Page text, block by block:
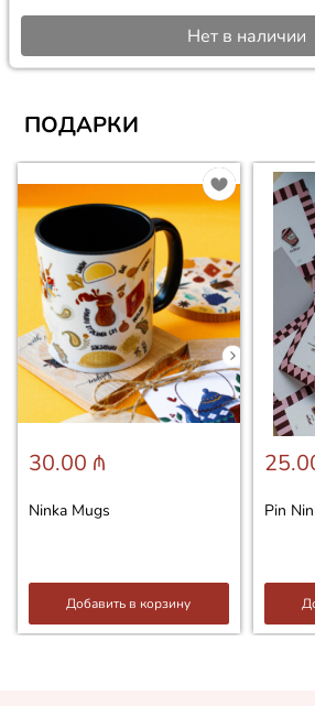
Нет в наличии
ПОДАРКИ
30.00 ₼
Ninka Mugs
Добавить в корзину
Pin